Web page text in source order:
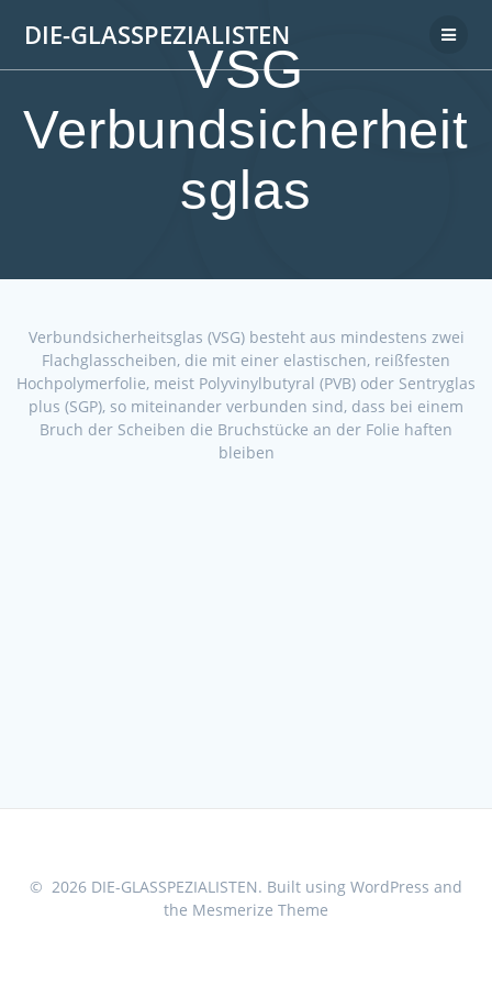
DIE-GLASSPEZIALISTEN
VSG
Verbundsicherheit
sglas
Verbundsicherheitsglas (VSG) besteht aus mindestens zwei
Flachglasscheiben, die mit einer elastischen, reißfesten
Hochpolymerfolie, meist Polyvinylbutyral (PVB) oder Sentryglas
plus (SGP), so miteinander verbunden sind, dass bei einem
Bruch der Scheiben die Bruchstücke an der Folie haften
bleiben
© 2026 DIE-GLASSPEZIALISTEN. Built using WordPress and
the Mesmerize Theme